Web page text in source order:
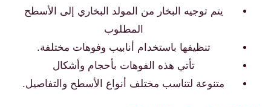
يتم توجيه البخار من المولد البخاري إلى الأسطح
المطلوب
تنظيفها باستخدام أنابيب وفوهات مختلفة.
تأتي هذه الفوهات بأحجام وأشكال
متنوعة لتناسب مختلف أنواع الأسطح والتفاصيل.